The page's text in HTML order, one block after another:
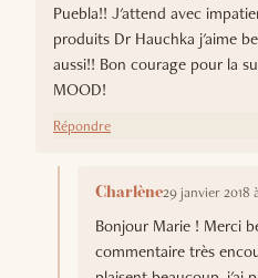
Puebla!! J'attend avec
produits Dr Hauchka j'aime
aussi!! Bon courage pour la
MOOD!
Répondre
Charlène29 janvier 2018
Bonjour Marie ! Merci
commentaire très